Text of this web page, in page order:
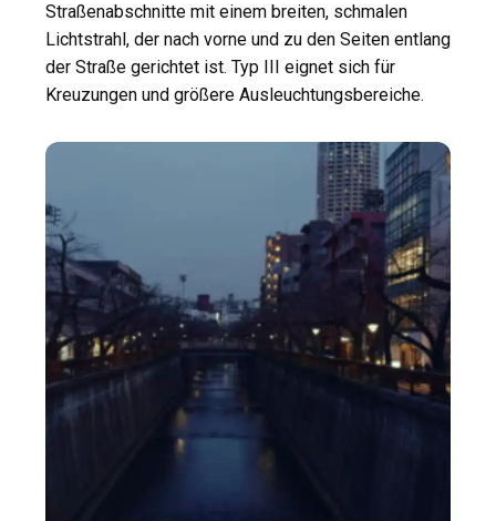
Straßenabschnitte mit einem breiten, schmalen
Lichtstrahl, der nach vorne und zu den Seiten entlang
der Straße gerichtet ist. Typ III eignet sich für
Kreuzungen und größere Ausleuchtungsbereiche.